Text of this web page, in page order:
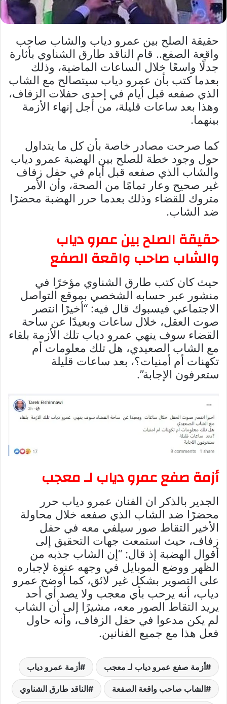
حقيقة الصلح بين عمرو دياب والشاب صاحب
واقعة الصفع.. قام الناقد طارق الشناوي بأثارة
جدلًا واسعًا خلال الساعات الماضية، وذلك
بعدما كتب بأن عمرو دياب سيتصالح مع الشاب
الذي صفعه قبل أيام في إحدى حفلات الزفاف،
وهذا بعد ساعات قليلة، من أجل إنهاء الأزمة
بينهما.
كما صرحت مصادر خاصة بأن كل ما يتداول
حول وجود خطة للصلح بين الهضبة عمرو دياب
والشاب الذي صفعه قبل أيام في حفل زفاف
غير صحيح وعار تمامًا من الصحة، وأن الأمر
متروك للقضاء وذلك بعدما حرر الهضبة محضرًا
ضد الشاب.
حقيقة الصلح بين عمرو دياب
والشاب صاحب واقعة الصفع
حيث كان كتب طارق الشناوي مؤخرًا في
منشور عبر حسابه الشخصي بموقع التواصل
الاجتماعي فيسبوك قال فيه: “أخيرًا انتصر
صوت العقل، خلال ساعات وبعيدًا عن ساحة
القضاء سوف ينهي عمرو دياب تلك الأزمة بلقاء
مع الشاب الصعيدي، هل تلك معلومات أم
تكهنات أم أمنيات؟، بعد ساعات قليلة
ستعرفون الإجابة”.
أزمة صفع عمرو دياب لـ معجب
الجدير بالذكر ان الفنان عمرو دياب حرر
محضرًا ضد الشاب الذي صفعه خلال محاولة
الأخير التقاط صور سيلفي معه في حفل
زفاف، حيث استمعت جهات التحقيق إلى
أقوال الهضبة إذ قال: “إن الشاب جذبه من
الظهر ووضع الموبايل في وجهه عنوة لإجباره
على التصوير بشكل غير لائق، كما أوضح عمرو
دياب، أنه يرحب بأي معجب ولا يصد أي أحد
يريد التقاط الصور معه، مشيرًا إلى أن الشاب
لم يكن مدعوا في حفل الزفاف، وأنه حاول
فعل هذا مع جميع الفنانين.
أزمة صفع عمرو دياب لـ معجب أزمة عمرو دياب
الشاب صاحب واقعة الصفعة الناقد طارق الشناوي